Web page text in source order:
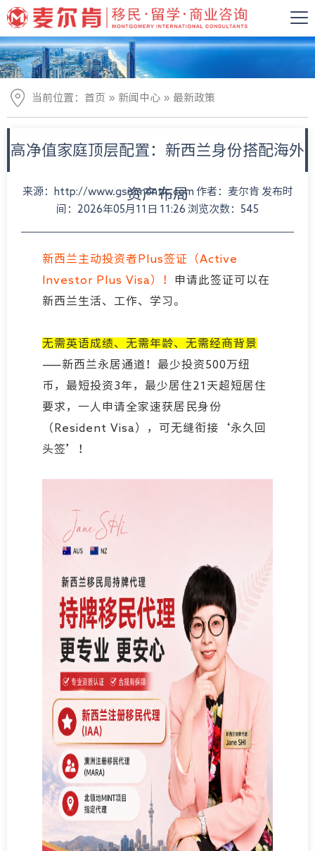
当前位置： 首页 » 新闻中心 » 最新政策
高净值家庭顶层配置：新西兰身份搭配海外
资产布局
来源：http://www.gsmmontic.com 作者：麦尔肯 发布时
间：2026年05月11日 11:26 浏览次数：545
新西兰主动投资者Plus签证（Active
Investor Plus Visa ）！ 申请此签证可以在
新西兰生活、工作、学习。
无需英语成绩、无需年龄、无需经商背景
——新西兰永居通道！最少投资500万纽
币，最短投资3年，最少居住21天超短居住
要求，一人申请全家速获居民身份
（Resident Visa），可无缝衔接‘永久回
头签’！